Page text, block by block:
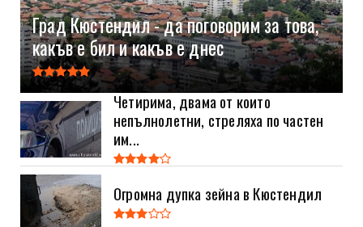
Град Кюстендил - да поговорим за това,
какъв е бил и какъв е днес
Четирима, двама от които
непълнолетни, стреляха по частен
им...
Огромна дупка зейна в Кюстендил